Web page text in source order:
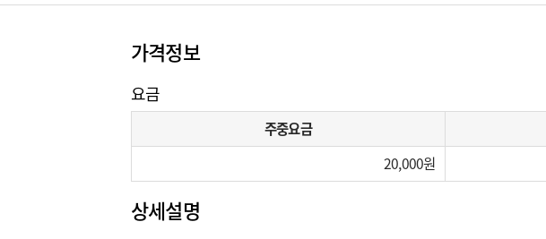
가격정보
요금
주중요금
20,000
상세설명